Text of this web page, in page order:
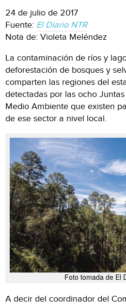
24 de julio de 2017
Fuente: El Diario NTR
Nota de: Violeta Meléndez
La contaminación de ríos y
deforestación de bosques y
comparten las regiones del
detectadas por las ocho
Medio Ambiente que existen
de ese sector a nivel local.
Foto tomada de El
A decir del coordinador del